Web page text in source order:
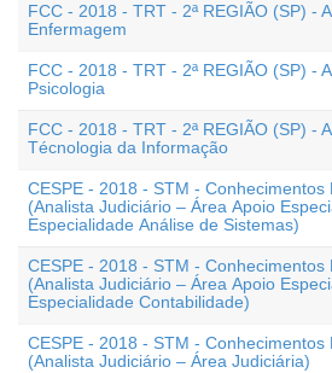
FCC - 2018 - TRT - 2ª REGIÃO (SP) -
Enfermagem
FCC - 2018 - TRT - 2ª REGIÃO (SP) -
Psicologia
FCC - 2018 - TRT - 2ª REGIÃO (SP) -
Técnologia da Informação
CESPE - 2018 - STM - Conhecimentos
(Analista Judiciário – Área Apoio
Especialidade Análise de Sistemas)
CESPE - 2018 - STM - Conhecimentos
(Analista Judiciário – Área Apoio
Especialidade Contabilidade)
CESPE - 2018 - STM - Conhecimentos
(Analista Judiciário – Área Judiciária)